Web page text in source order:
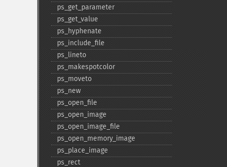
ps_​get_​parameter
ps_​get_​value
ps_​hyphenate
ps_​include_​file
ps_​lineto
ps_​makespotcolor
ps_​moveto
ps_​new
ps_​open_​file
ps_​open_​image
ps_​open_​image_​file
ps_​open_​memory_​image
ps_​place_​image
ps_​rect